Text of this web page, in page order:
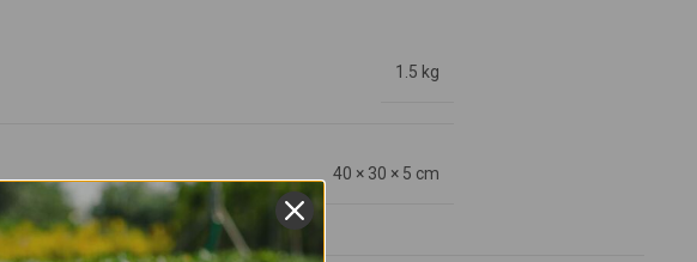
1.5 kg
40 × 30 × 5 cm